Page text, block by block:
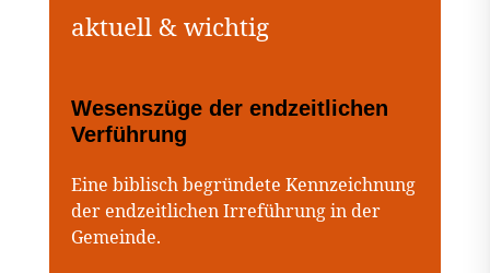
Wesenszüge der endzeitlichen
Verführung
Eine biblisch begründete Kennzeichnung
der endzeitlichen Irreführung in der
Gemeinde.